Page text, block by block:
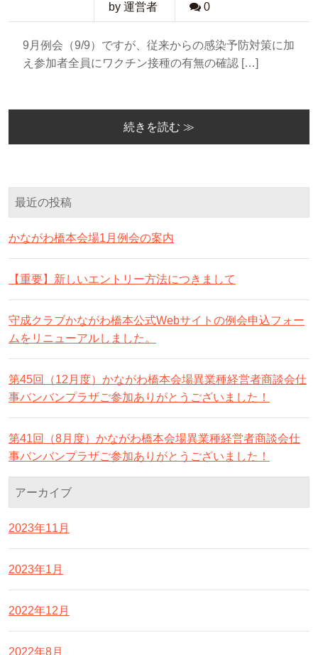
by 運営者 0
9月例会（9/9）ですが、従来からの感染予防対策に加
え参加者全員にワクチン接種の有無の確認 […]
続きを読む ≫
最近の投稿
かながわ橋本会場1月例会の案内
【重要】新しいエントリー方法につきまして
守成クラブかながわ橋本公式Webサイトの例会申込フォー
ムをリニューアルしました。
第45回（12月度）かながわ橋本会場異業種経営者商談会仕
事バンバンプラザご参加ありがとうございました！
第41回（8月度）かながわ橋本会場異業種経営者商談会仕
事バンバンプラザご参加ありがとうございました！
アーカイブ
2023年11月
2023年1月
2022年12月
2022年8月